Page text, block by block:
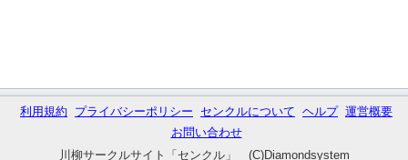
利用規約 プライバシーポリシー センクルについて ヘルプ 運営概要
お問い合わせ
川柳サークルサイト「センクル」 (C)Diamondsystem